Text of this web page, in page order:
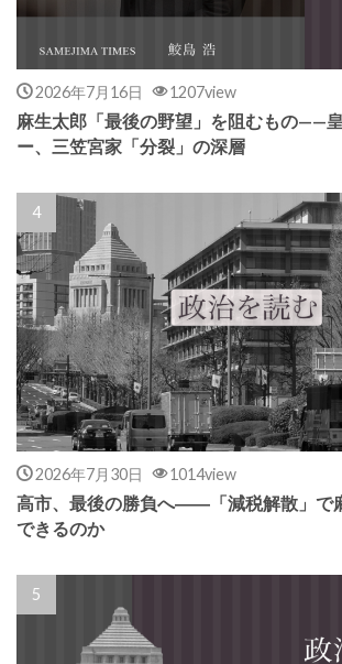
2026年7月16日 1207view
麻生太郎「最後の野望」を阻むもの——
ー、三笠宮家「分裂」の深層
2026年7月30日 1014view
高市、最後の勝負へ――「減税解散」で
できるのか